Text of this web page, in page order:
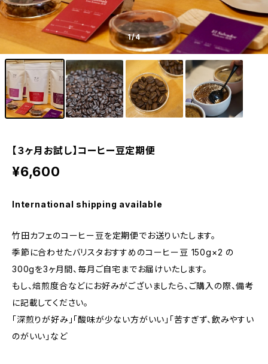
1/4
【３ヶ月お試し】コーヒー豆定期便
¥6,600
International shipping available
竹田カフェのコーヒー豆を定期便でお送りいたします。
季節に合わせたバリスタおすすめのコーヒー豆 150g×2 の
300gを3ヶ月間、毎月ご自宅までお届けいたします。
もし、焙煎度合などにお好みがございましたら、ご購入の際、備考
に記載してください。
「深煎りが好み」「酸味が少ない方がいい」「苦すぎず、飲みやすい
のがいい」など